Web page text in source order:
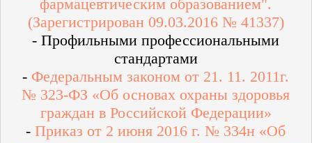
фармацевтическим образованием".
(Зарегистрирован 09.03.2016 № 41337)
- Профильными профессиональными
стандартами
- Федеральным законом от 21. 11. 2011г.
№ 323-ФЗ «Об основах охраны здоровья
граждан в Российской Федерации»
- Приказ от 2 июня 2016 г. № 334н «Об